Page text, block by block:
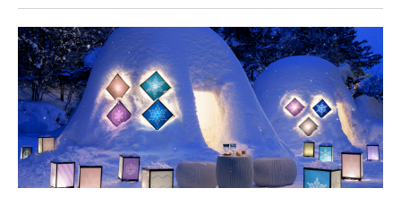
在此与重要之人共度一段难忘的特别时光。